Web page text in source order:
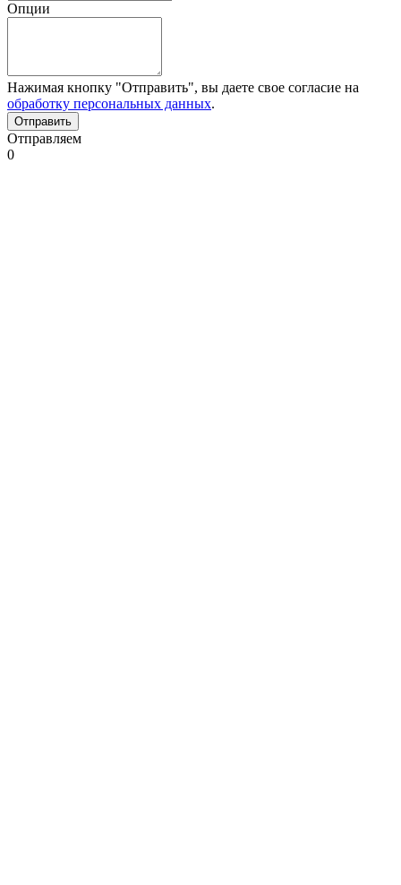
Опции
Нажимая кнопку "Отправить", вы даете свое согласие на
обработку персональных данных.
Отправляем
0